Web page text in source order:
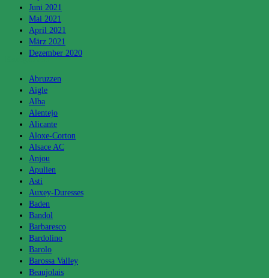
Juni 2021
Mai 2021
April 2021
März 2021
Dezember 2020
Kategorien
Abruzzen
Aigle
Alba
Alentejo
Alicante
Aloxe-Corton
Alsace AC
Anjou
Apulien
Asti
Auxey-Duresses
Baden
Bandol
Barbaresco
Bardolino
Barolo
Barossa Valley
Beaujolais